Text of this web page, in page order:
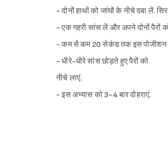
- दोनों हाथों को जांघों के नीचे दबा लें.
- एक गहरी सांस लें और अपने दोनों पैरों
- कम से कम 20 सेकंड तक इस पोजीशन
- धीरे-धीरे सांस छोड़ते हुए पैरों को
नीचे लाएं.
- इस अभ्यास को 3-4 बार दोहराएं.